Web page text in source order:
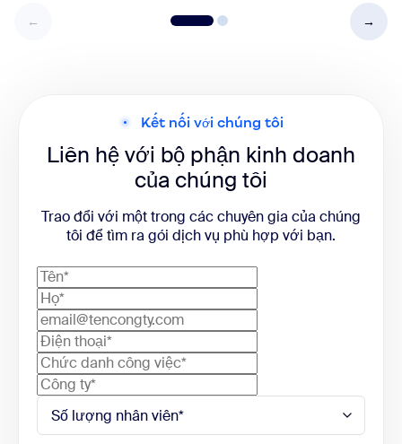
Kết nối với chúng tôi
Liên hệ với bộ phận kinh doanh
của chúng tôi
Trao đổi với một trong các chuyên gia của chúng
tôi để tìm ra gói dịch vụ phù hợp với bạn.